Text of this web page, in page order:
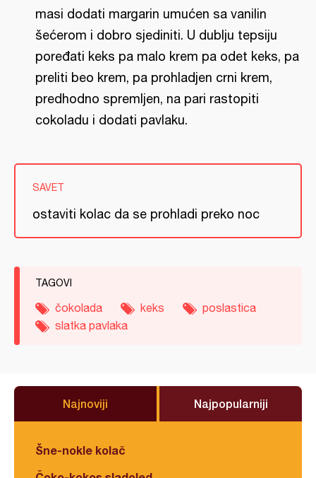
masi dodati margarin umućen sa vanilin
šećerom i dobro sjediniti. U dublju tepsiju
poređati keks pa malo krem pa odet keks, pa
preliti beo krem, pa prohladjen crni krem,
predhodno spremljen, na pari rastopiti
cokoladu i dodati pavlaku.
SAVET
ostaviti kolac da se prohladi preko noc
TAGOVI
čokolada keks
poslastica
slatka pavlaka
Najnoviji Najpopularniji
Šne-nokle kolač